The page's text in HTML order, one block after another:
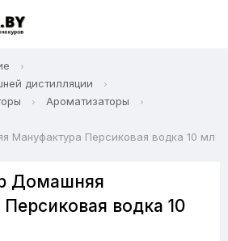
дистилляции
Ароматизаторы
Мануфактура Персиковая водка 10 мл
Домашняя
водка 10